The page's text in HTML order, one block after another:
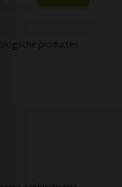
producten